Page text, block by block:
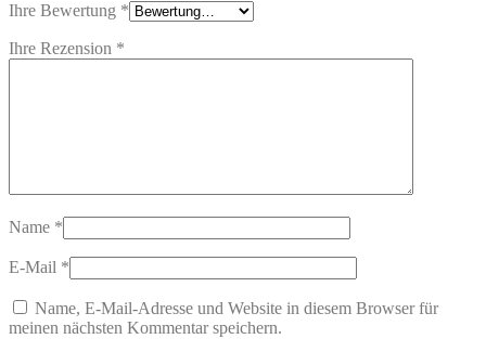
Ihre Bewertung *
Ihre Rezension *
Name *
E-Mail *
Name, E-Mail-Adresse und Website in diesem Browser für
meinen nächsten Kommentar speichern.